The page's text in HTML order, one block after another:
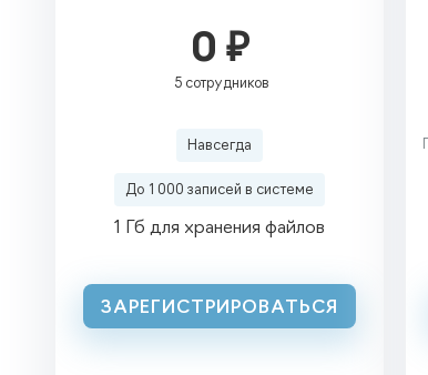
0 ₽
5 сотрудников
Навсегда
До 1 000 записей в системе
1 Гб для хранения файлов
ЗАРЕГИСТРИРОВАТЬСЯ